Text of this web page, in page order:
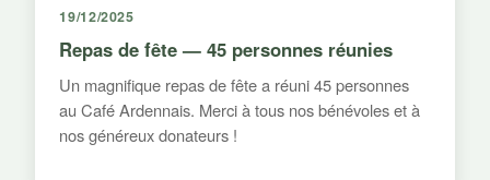
19/12/2025
Repas de fête — 45 personnes réunies
Un magnifique repas de fête a réuni 45 personnes
au Café Ardennais. Merci à tous nos bénévoles et à
nos généreux donateurs !